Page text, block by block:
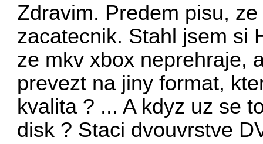
Zdravim. Predem pisu,
zacatecnik. Stahl jsem si
ze mkv xbox neprehraje,
prevezt na jiny format,
kvalita ? ... A kdyz uz se
disk ? Staci dvouvrstve